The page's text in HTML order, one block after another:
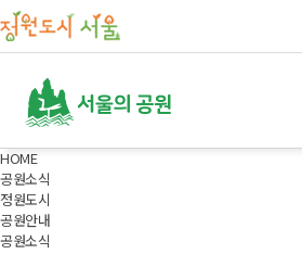
HOME
공원소식
정원도시
공원안내
공원소식